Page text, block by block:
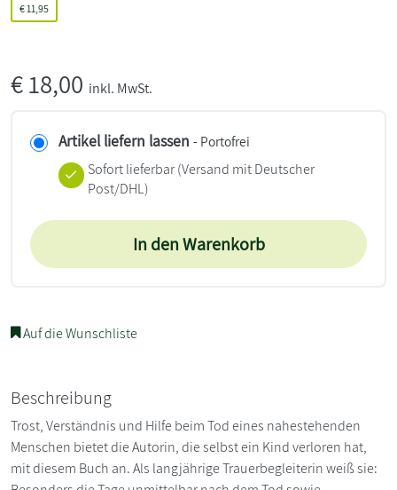
€ 11,95
€18,00 inkl. MwSt.
Artikel liefern lassen - Portofrei
Sofort lieferbar(Versand mit Deutscher
Post/DHL)
In den Warenkorb
Auf die Wunschliste
Beschreibung
Trost, Verständnis und Hilfe beim Tod eines nahestehenden
Menschen bietet die Autorin, die selbst ein Kind verloren hat,
mit diesem Buch an. Als langjährige Trauerbegleiterin weiß sie: